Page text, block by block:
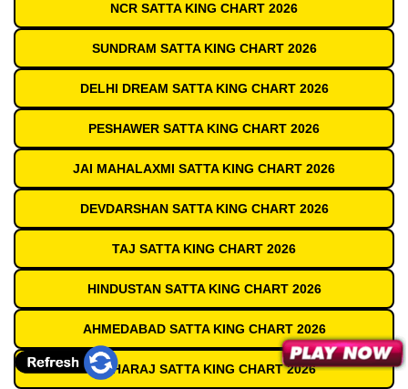
NCR SATTA KING CHART 2026
SUNDRAM SATTA KING CHART 2026
DELHI DREAM SATTA KING CHART 2026
PESHAWER SATTA KING CHART 2026
JAI MAHALAXMI SATTA KING CHART 2026
DEVDARSHAN SATTA KING CHART 2026
TAJ SATTA KING CHART 2026
HINDUSTAN SATTA KING CHART 2026
AHMEDABAD SATTA KING CHART 2026
MAHARAJ SATTA KING CHART 2026